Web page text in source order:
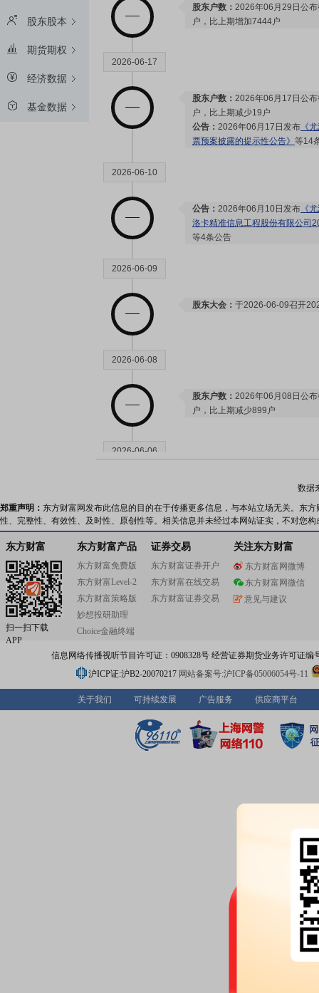
股东股本
期货期权
经济数据
基金数据
股东户数： 2026年06月29日公
户，比上期增加7444户
2026-06-17
股东户数： 2026年06月17日公
户，比上期减少19户
公告： 2026年06月17日发布 《
票预案披露的提示性公告》 等14
2026-06-10
公告： 2026年06月10日发布 《
洛卡精准信息工程股份有限公司
等4条公告
2026-06-09
股东大会： 于2026-06-09召开
2026-06-08
股东户数： 2026年06月08日公
户，比上期减少899户
2026-06-06
2026年06月06日发布《
知的更正公告》 等2条公告
2026-06-04
公告： 2026年06月04日发布《
会的提示性公告》
2026-05-25
股东户数：2026年05月25日公
2026-05-23
2026年05月14日公
数据
郑重声明： 东方财富网发布此信息的目的在于传播更多信息，与本站立场无关。东
性、完整性、有效性、及时性、原创性等。相关信息并未经过本网站证实，不对您
东方财富
扫一扫下载
APP
东方财富产品
东方财富免费版
东方财富Level-2
东方财富策略版
妙想投研助理
Choice金融终端
证券交易
东方财富证券开户
东方财富在线交易
东方财富证券交易
关注东方财富
东方财富网微博
东方财富网微信
意见与建议
信息网络传播视听节目许可证：0908328号 经营证券期货业务许可证编
沪ICP证:沪B2-20070217 网站备案号:沪ICP备05006054号-11
关于我们 可持续发展 广告服务 供应商平台